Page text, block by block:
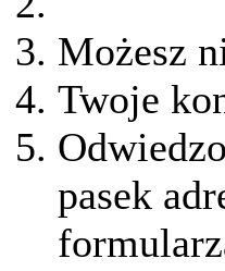
Możesz
Twoje
pasek